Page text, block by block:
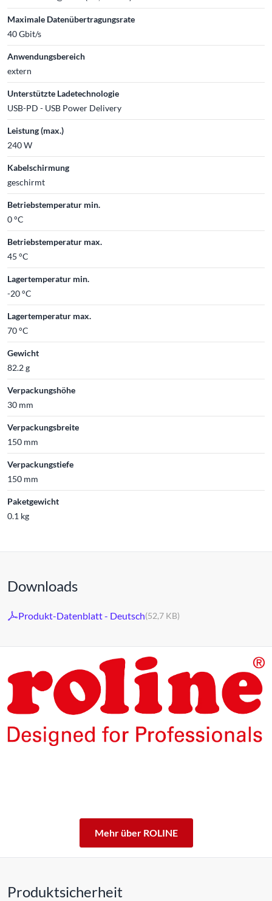
Maximale Datenübertragungsrate
40 Gbit/s
Anwendungsbereich
extern
Unterstützte Ladetechnologie
USB-PD - USB Power Delivery
Leistung (max.)
240 W
Kabelschirmung
geschirmt
Betriebstemperatur min.
0 °C
Betriebstemperatur max.
45 °C
Lagertemperatur min.
-20 °C
Lagertemperatur max.
70 °C
Gewicht
82.2 g
Verpackungshöhe
30 mm
Verpackungsbreite
150 mm
Verpackungstiefe
150 mm
Paketgewicht
0.1 kg
Downloads
Produkt-Datenblatt - Deutsch(52,7 KB)
Mehr über ROLINE
Produktsicherheit